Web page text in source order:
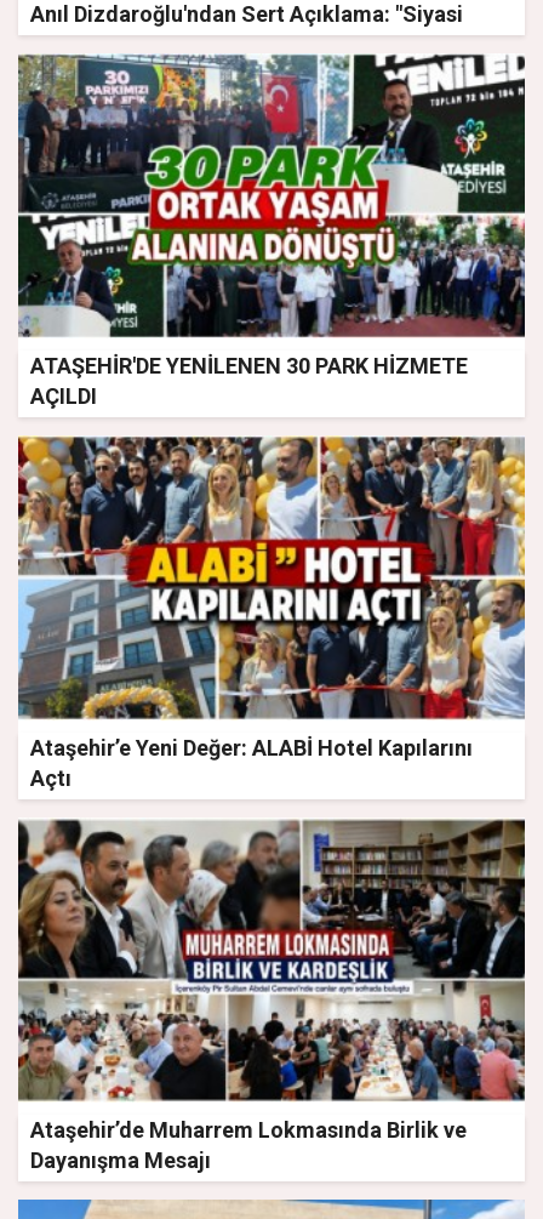
Anıl Dizdaroğlu'ndan Sert Açıklama: "Siyasi
ATAŞEHİR'DE YENİLENEN 30 PARK HİZMETE
AÇILDI
Ataşehir’e Yeni Değer: ALABİ Hotel Kapılarını
Açtı
Ataşehir’de Muharrem Lokmasında Birlik ve
Dayanışma Mesajı